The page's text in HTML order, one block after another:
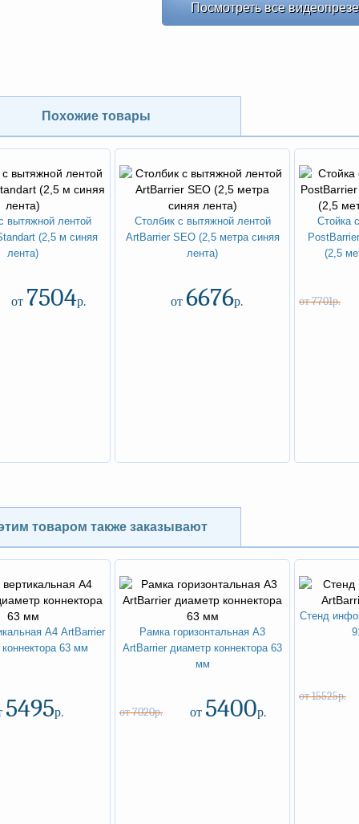
Посмотреть все
Похожие товары
вытяжной лентой
(2,5 м синяя
лента)
от 7504р.
Столбик с вытяжной лентой
ArtBarrier SEO (2,5 метра синяя
лента)
от 6676р.
Стойка
(2,5
от 7701р.
товаром также заказывают
А4 ArtBarrier
63 мм
5495р.
Рамка горизонтальная А3
ArtBarrier диаметр коннектора 63
мм
от 7020р. от 5400р.
Стенд
от 15525р.